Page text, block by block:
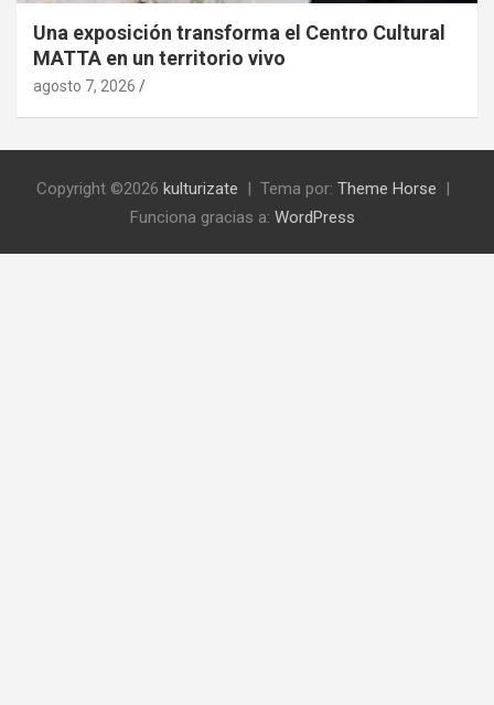
Una exposición transforma el Centro Cultural
MATTA en un territorio vivo
agosto 7, 2026
Copyright ©2026 kulturizate Tema por: Theme Horse
Funciona gracias a: WordPress